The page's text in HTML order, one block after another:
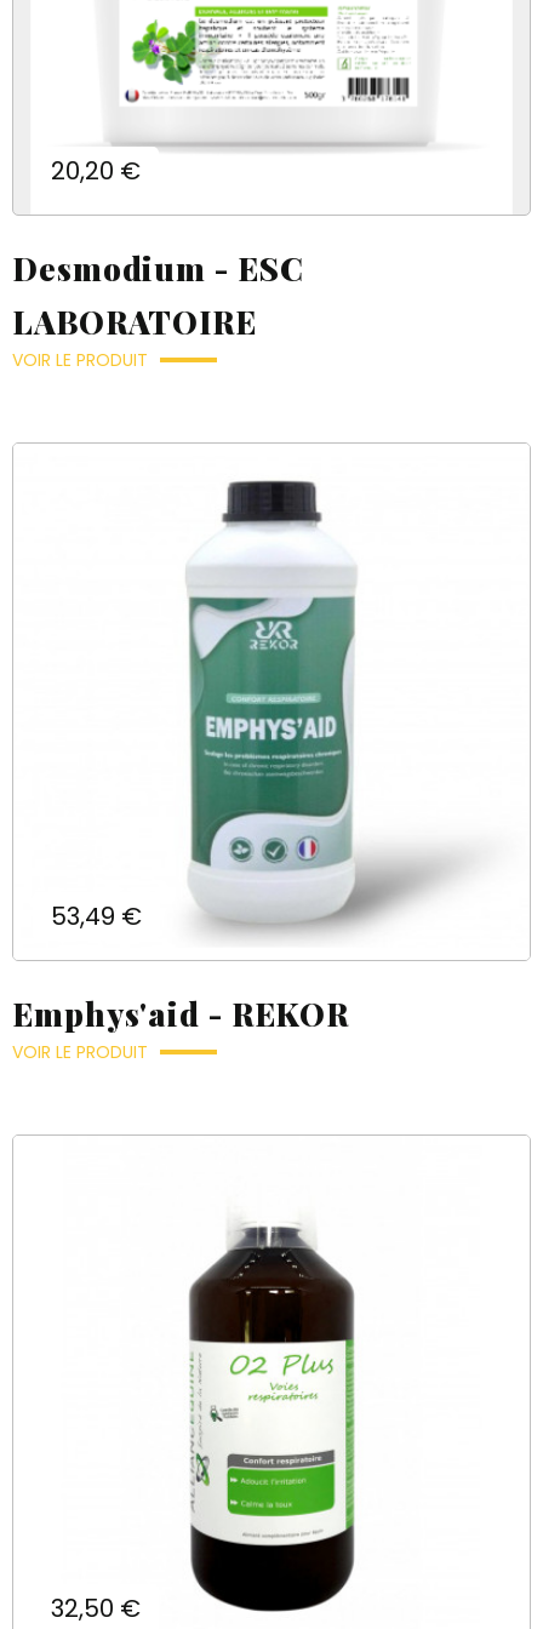
Prix
20,20 €
Desmodium - ESC
LABORATOIRE
VOIR LE PRODUIT
Prix
53,49 €
Emphys'aid - REKOR
VOIR LE PRODUIT
Prix
32,50 €